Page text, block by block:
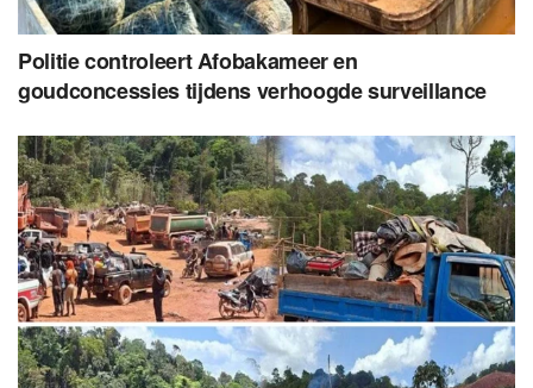
Politie controleert Afobakameer en
goudconcessies tijdens verhoogde surveillance